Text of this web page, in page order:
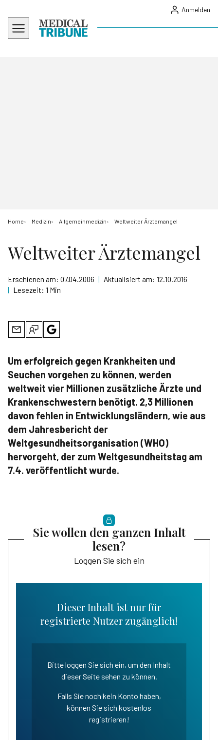
Anmelden
Home Medizin Allgemeinmedizin Weltweiter Ärztemangel
Weltweiter Ärztemangel
Erschienen am: 07.04.2006 | Aktualisiert am: 12.10.2016
| Lesezeit: 1 Min
Um erfolgreich gegen Krankheiten und
Seuchen vorgehen zu können, werden
weltweit vier Millionen zusätzliche Ärzte und
Krankenschwestern benötigt. 2,3 Millionen
davon fehlen in Entwicklungsländern, wie aus
dem Jahresbericht der
Weltgesundheitsorganisation (WHO)
hervorgeht, der zum Weltgesundheitstag am
7.4. veröffentlicht wurde.
Sie wollen den ganzen Inhalt
lesen?
Loggen Sie sich ein
Dieser Inhalt ist nur für
registrierte Nutzer zugänglich!
Bitte loggen Sie sich ein, um den Inhalt
dieser Seite sehen zu können.
Falls Sie noch kein Konto haben,
können Sie sich kostenlos
registrieren!